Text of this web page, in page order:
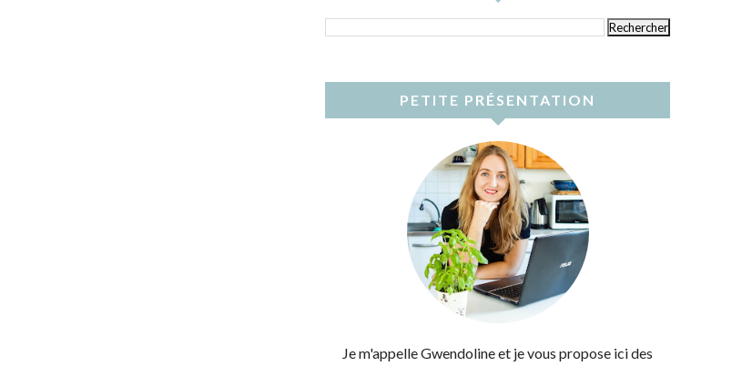
PETITE PRÉSENTATION
Je m'appelle Gwendoline et je vous propose ici des